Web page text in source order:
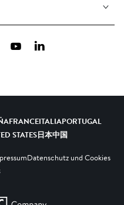
YouTubeLinkedIn
FRANCEITALIAPORTUGAL
STATES日本中国
Datenschutz und Cookies
Company